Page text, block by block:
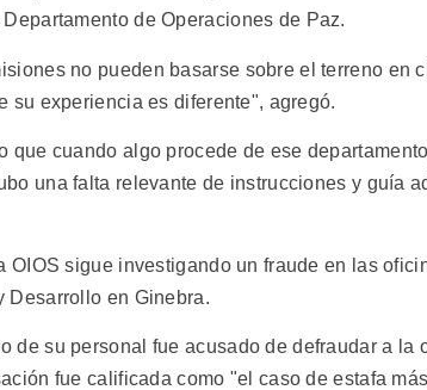
de Operaciones de Paz.
no pueden basarse sobre el terreno en
su experiencia es diferente", agregó.
que cuando algo procede de ese
una falta relevante de instrucciones y guía
OIOS sigue investigando un fraude en las
Desarrollo en Ginebra.
de su personal fue acusado de defraudar a
fue calificada como "el caso de estafa